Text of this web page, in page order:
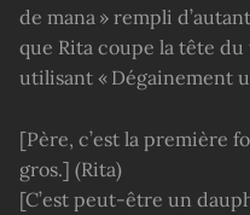
de mana » rempli
que Rita coupe la tête
utilisant « Dégainement
[Père, c’est la première
gros.] (Rita)
[C’est peut-être un